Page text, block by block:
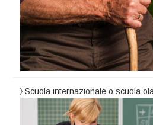
Scuola internazionale o scuola